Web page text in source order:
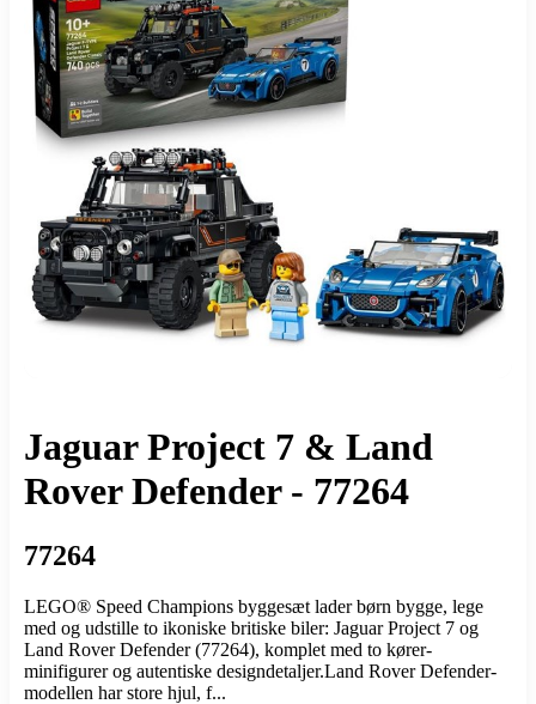
Jaguar Project 7 & Land
Rover Defender - 77264
77264
LEGO® Speed Champions byggesæt lader børn bygge, lege
med og udstille to ikoniske britiske biler: Jaguar Project 7 og
Land Rover Defender (77264), komplet med to kører-
minifigurer og autentiske designdetaljer.Land Rover Defender-
modellen har store hjul, f...